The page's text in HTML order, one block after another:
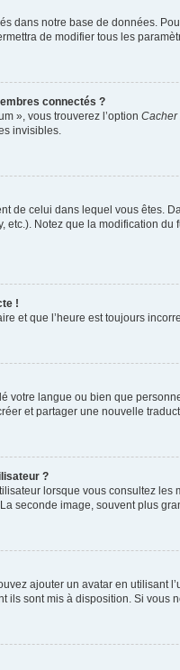
dans notre base de données.
de modifier tous les
connectés ?
», vous trouverez l’option Cacher
invisibles.
de celui dans lequel vous êtes.
Notez que la modification
!
et que l’heure est toujours
votre langue ou bien que
et partager une nouvelle
?
lorsque vous consultez
seconde image, souvent plus
ajouter un avatar en utilisant
sont mis à disposition. Si vous